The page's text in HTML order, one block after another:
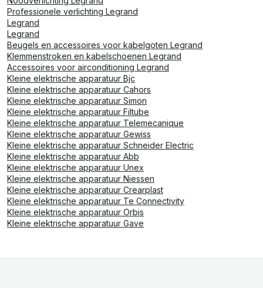
Professionele verlichting Legrand
Legrand
Legrand
Beugels en accessoires voor kabelgoten Legrand
Klemmenstroken en kabelschoenen Legrand
Accessoires voor airconditioning Legrand
Kleine elektrische apparatuur Bjc
Kleine elektrische apparatuur Cahors
Kleine elektrische apparatuur Simon
Kleine elektrische apparatuur Filtube
Kleine elektrische apparatuur Telemecanique
Kleine elektrische apparatuur Gewiss
Kleine elektrische apparatuur Schneider Electric
Kleine elektrische apparatuur Abb
Kleine elektrische apparatuur Unex
Kleine elektrische apparatuur Niessen
Kleine elektrische apparatuur Crearplast
Kleine elektrische apparatuur Te Connectivity
Kleine elektrische apparatuur Orbis
Kleine elektrische apparatuur Gave